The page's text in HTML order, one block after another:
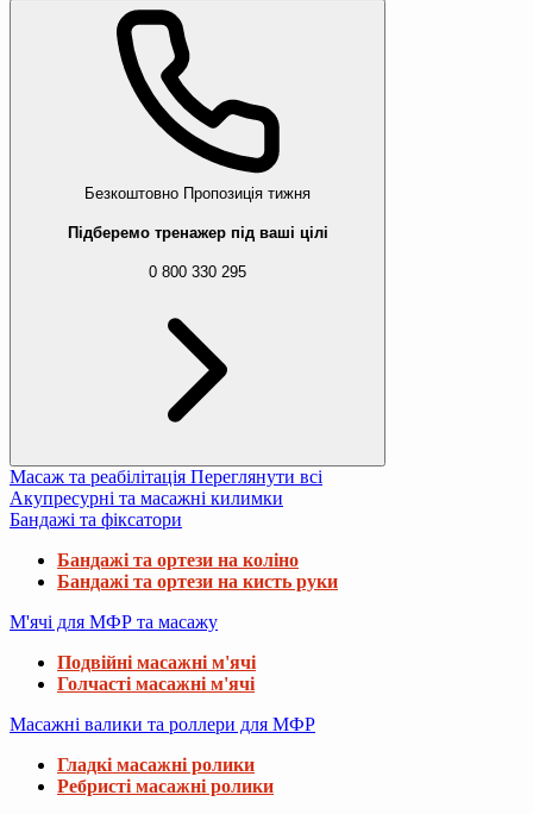
Безкоштовно Пропозиція тижня
Підберемо тренажер під ваші цілі
0 800 330 295
Масаж та реабілітація Переглянути всі
Акупресурні та масажні килимки
Бандажі та фіксатори
Бандажі та ортези на коліно
Бандажі та ортези на кисть руки
М'ячі для МФР та масажу
Подвійні масажні м'ячі
Голчасті масажні м'ячі
Масажні валики та роллери для МФР
Гладкі масажні ролики
Ребристі масажні ролики